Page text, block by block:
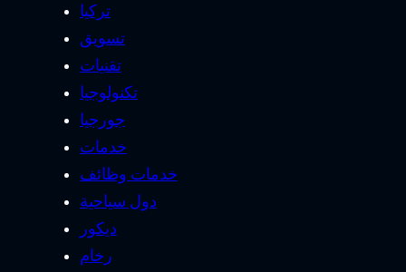
تركيا
تسويق
تقنيات
تكنولوجيا
جورجيا
خدمات
خدمات وظائف
دول سياحية
ديكور
رخام